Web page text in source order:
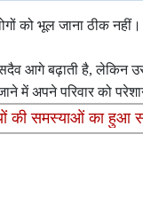
को भूल जाना ठीक
आगे बढ़ाती है, लेकिन
में अपने परिवार को
की समस्याओं का हुआ